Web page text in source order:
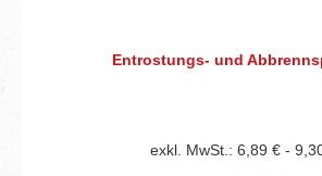
Entrostungs- und
exkl. MwSt.: 6,89 € -